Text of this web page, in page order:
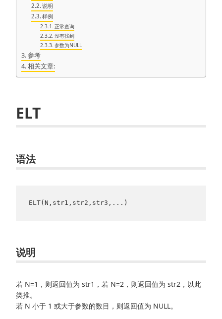
说明
样例
正常查询
没有找到
参数为NULL
参考
相关文章:
ELT
语法
ELT(N,str1,str2,str3,...)
说明
若 N=1，则返回值为 str1，若 N=2，则返回值为 str2，以此
类推。
若 N 小于 1 或大于参数的数目，则返回值为 NULL。